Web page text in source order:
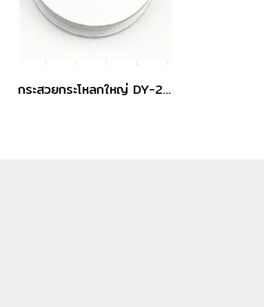
กระสวยกระโหลกใหญ่ DY-201 18034 แบบอลูมิเนียม